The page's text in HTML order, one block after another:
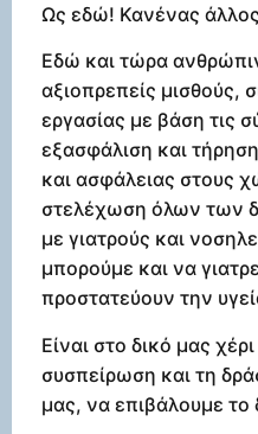
Ως εδώ! Κανένας
Εδώ και τώρα
αξιοπρεπείς μισθούς,
εργασίας με βάση τις
εξασφάλιση και
και ασφάλειας στους
στελέχωση όλων των
με γιατρούς και
μπορούμε και να
προστατεύουν την
Είναι στο δικό μας
συσπείρωση και τη
μας, να επιβάλουμε το